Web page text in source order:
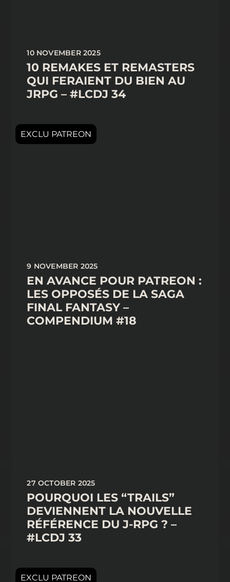
10 NOVEMBER 2025
10 REMAKES ET REMASTERS
QUI FERAIENT DU BIEN AU
JRPG – #LCDJ 34
9 NOVEMBER 2025
EN AVANCE POUR PATREON :
LES OPPOSÉS DE LA SAGA
FINAL FANTASY –
COMPENDIUM #18
27 OCTOBER 2025
POURQUOI LES “TRAILS”
DEVIENNENT LA NOUVELLE
RÉFÉRENCE DU J-RPG ? –
#LCDJ 33